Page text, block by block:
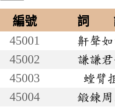
編號 詞
45001
鼾聲
45002
謙謙
45003
螳臂
45004
鍛鍊周